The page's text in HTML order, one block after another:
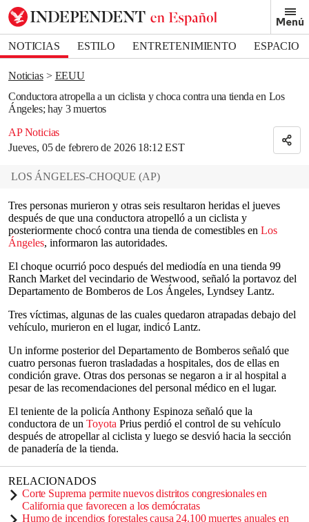
Menú
NOTICIAS ESTILO ENTRETENIMIENTO
ESPACIO
DEPORTES
Noticias
EEUU
Conductora atropella a un ciclista y choca contra una tienda en Los
Ángeles; hay 3 muertos
AP Noticias
Jueves, 05 de febrero de 2026 18:12 EST
Bookmark popover
Removed from bookmarks
Close popover
LOS ÁNGELES-CHOQUE (AP)
Tres personas murieron y otras seis resultaron heridas el jueves
después de que una conductora atropelló a un ciclista y
posteriormente chocó contra una tienda de comestibles en Los
Ángeles, informaron las autoridades.
El choque ocurrió poco después del mediodía en una tienda 99
Ranch Market del vecindario de Westwood, señaló la portavoz del
Departamento de Bomberos de Los Ángeles, Lyndsey Lantz.
Tres víctimas, algunas de las cuales quedaron atrapadas debajo del
vehículo, murieron en el lugar, indicó Lantz.
Un informe posterior del Departamento de Bomberos señaló que
cuatro personas fueron trasladadas a hospitales, dos de ellas en
condición grave. Otras dos personas se negaron a ir al hospital a
pesar de las recomendaciones del personal médico en el lugar.
El teniente de la policía Anthony Espinoza señaló que la
conductora de un Toyota Prius perdió el control de su vehículo
después de atropellar al ciclista y luego se desvió hacia la sección
de panadería de la tienda.
RELACIONADOS
Corte Suprema permite nuevos distritos congresionales en
California que favorecen a los demócratas
Humo de incendios forestales causa 24.100 muertes anuales en